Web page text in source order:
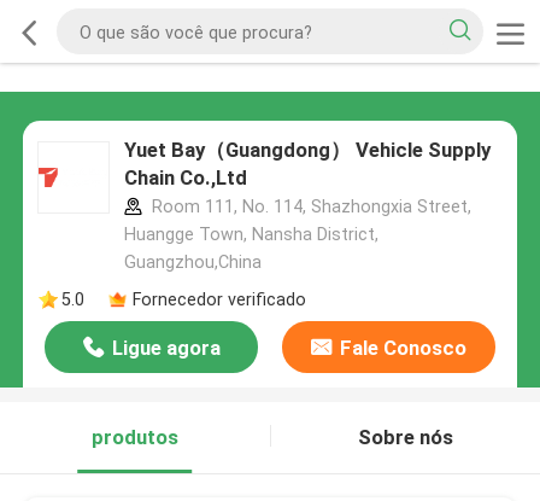
Yuet Bay（Guangdong） Vehicle Supply
Chain Co.,Ltd
Room 111, No. 114, Shazhongxia Street,
Huangge Town, Nansha District,
Guangzhou,China
5.0
Fornecedor verificado
Ligue agora Fale Conosco
produtos Sobre nós